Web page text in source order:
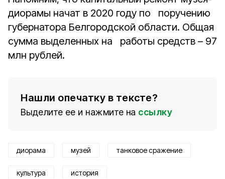
диорамы начат в 2020 году по поручению
губернатора Белгородской области. Общая
сумма выделенных на работы средств – 97
млн рублей.
Нашли опечатку в тексте?
Выделите ее и нажмите на ссылку
диорама музей танковое сражение
культура история